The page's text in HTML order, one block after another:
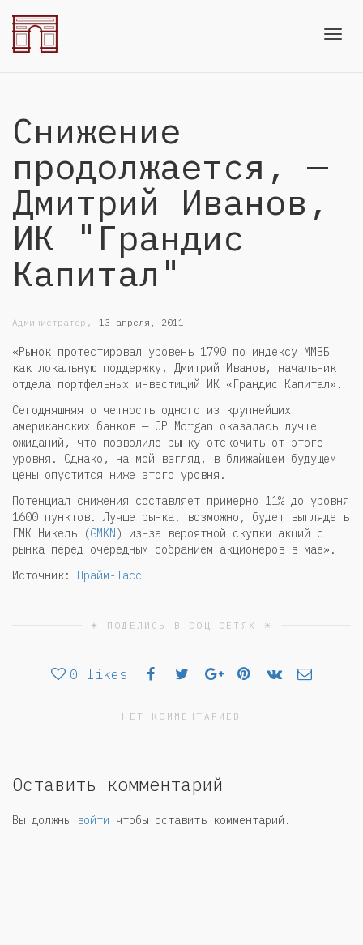
Снижение
продолжается, —
Дмитрий Иванов,
ИК "Грандис
Капитал"
Администратор , 13 апреля, 2011
«Рынок протестировал уровень 1790 по индексу ММВБ
как локальную поддержку, Дмитрий Иванов, начальник
отдела портфельных инвестиций ИК «Грандис Капитал».
Сегодняшняя отчетность одного из крупнейших
американских банков — JP Morgan оказалась лучше
ожиданий, что позволило рынку отскочить от этого
уровня. Однако, на мой взгляд, в ближайшем будущем
цены опустится ниже этого уровня.
Потенциал снижения составляет примерно 11% до уровня
1600 пунктов. Лучше рынка, возможно, будет выглядеть
ГМК Никель (GMKN) из-за вероятной скупки акций с
рынка перед очередным собранием акционеров в мае».
Источник: Прайм-Тасс
☀ ПОДЕЛИСЬ В СОЦ СЕТЯХ ☀
0 likes
НЕТ КОММЕНТАРИЕВ
Оставить комментарий
Вы должны войти чтобы оставить комментарий.